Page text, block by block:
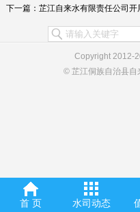
下一篇： 芷江自来水有限责任公司
Copyright 2012-
© 芷江侗族自治县自
首 页 水司动态